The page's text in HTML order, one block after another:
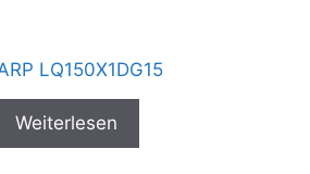
LQ150X1DG15
Weiterlesen